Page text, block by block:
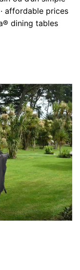
affordable prices
dining tables